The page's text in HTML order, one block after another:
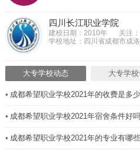
四川长江职业学院
建校日期：2010年
关注
学校地址：四川省成都市成
大专学校动态 大专学
• 成都希望职业学校2021年的收费是多少
• 成都希望职业学校2021年宿舍条件好吗
• 成都希望职业学校2021年的专业有哪些